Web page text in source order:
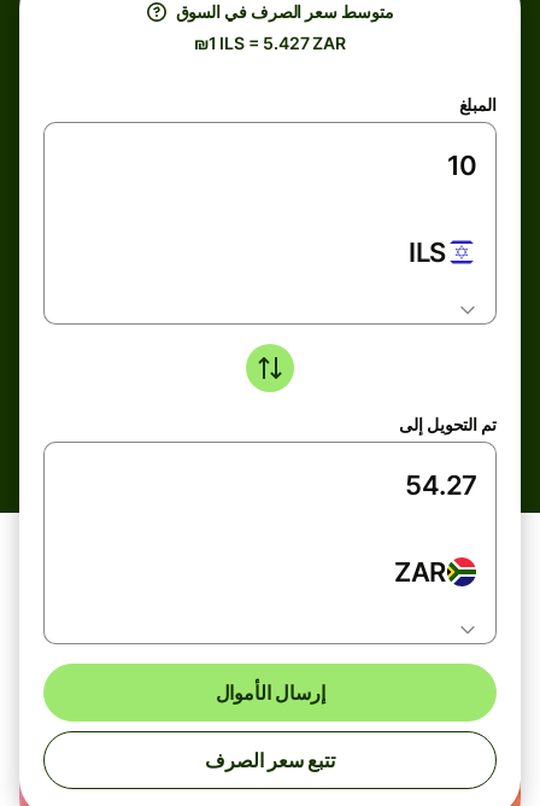
متوسط ​​سعر الصرف في السوق
₪1 ILS = 5.427 ZAR
المبلغ
ILS
تم التحويل إلى
ZAR
إرسال الأموال
تتبع سعر الصرف